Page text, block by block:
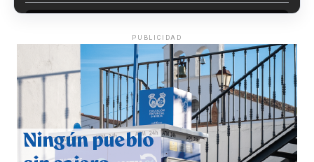
QUINTA CORRIDA DE LAS FIESTAS COLOMBINAS
2026
hace 5 días Huelvatv
PUBLICIDAD